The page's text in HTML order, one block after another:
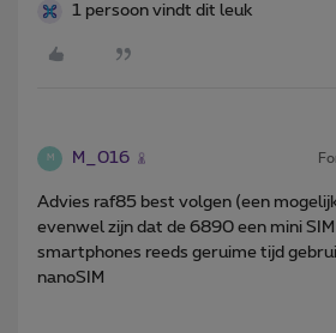
1 persoon vindt dit leuk
M M_016
Advies raf85 best volgen (een
evenwel zijn dat de 6890 een mini
smartphones reeds geruime tijd
nanoSIM